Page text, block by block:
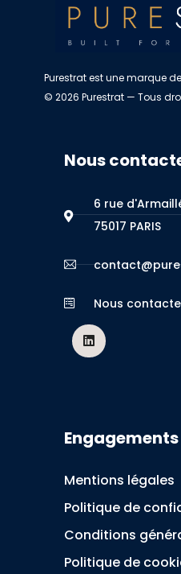
Purestrat est une marque
© 2026 Purestrat — Tous
Nous
6 rue
75017 PARIS
Nous
Engagements
Mentions légales
Politique de
Conditions
Politique de